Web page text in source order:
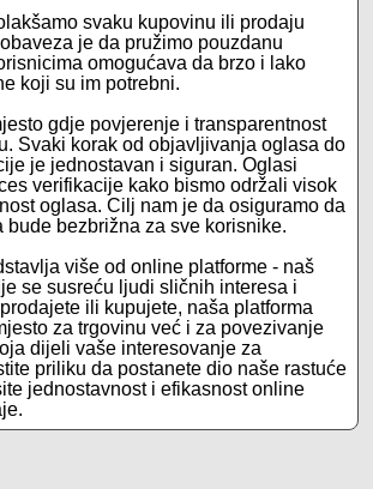
svaku kupovinu ili prodaju
je da pružimo pouzdanu
omogućava da brzo i lako
koji su im potrebni.
gdje povjerenje i transparentnost
Svaki korak od objavljivanja oglasa do
je jednostavan i siguran. Oglasi
verifikacije kako bismo održali visok
oglasa. Cilj nam je da osiguramo da
bude bezbrižna za sve korisnike.
više od online platforme - naš
se susreću ljudi sličnih interesa i
ili kupujete, naša platforma
za trgovinu već i za povezivanje
dijeli vaše interesovanje za
priliku da postanete dio naše rastuće
jednostavnost i efikasnost online